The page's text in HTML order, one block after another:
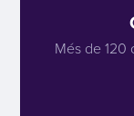
Més de 120